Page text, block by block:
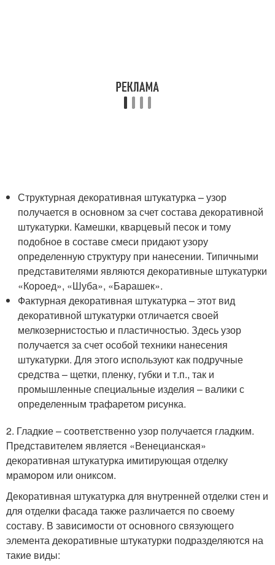
Структурная декоративная штукатурка – узор
получается в основном за счет состава декоративной
штукатурки. Камешки, кварцевый песок и тому
подобное в составе смеси придают узору
определенную структуру при нанесении. Типичными
представителями являются декоративные штукатурки
«Короед», «Шуба», «Барашек».
Фактурная декоративная штукатурка – этот вид
декоративной штукатурки отличается своей
мелкозернистостью и пластичностью. Здесь узор
получается за счет особой техники нанесения
штукатурки. Для этого используют как подручные
средства – щетки, пленку, губки и т.п., так и
промышленные специальные изделия – валики с
определенным трафаретом рисунка.
2. Гладкие – соответственно узор получается гладким.
Представителем является «Венецианская»
декоративная штукатурка имитирующая отделку
мрамором или ониксом.
Декоративная штукатурка для внутренней отделки стен и
для отделки фасада также различается по своему
составу. В зависимости от основного связующего
элемента декоративные штукатурки подразделяются на
такие виды: